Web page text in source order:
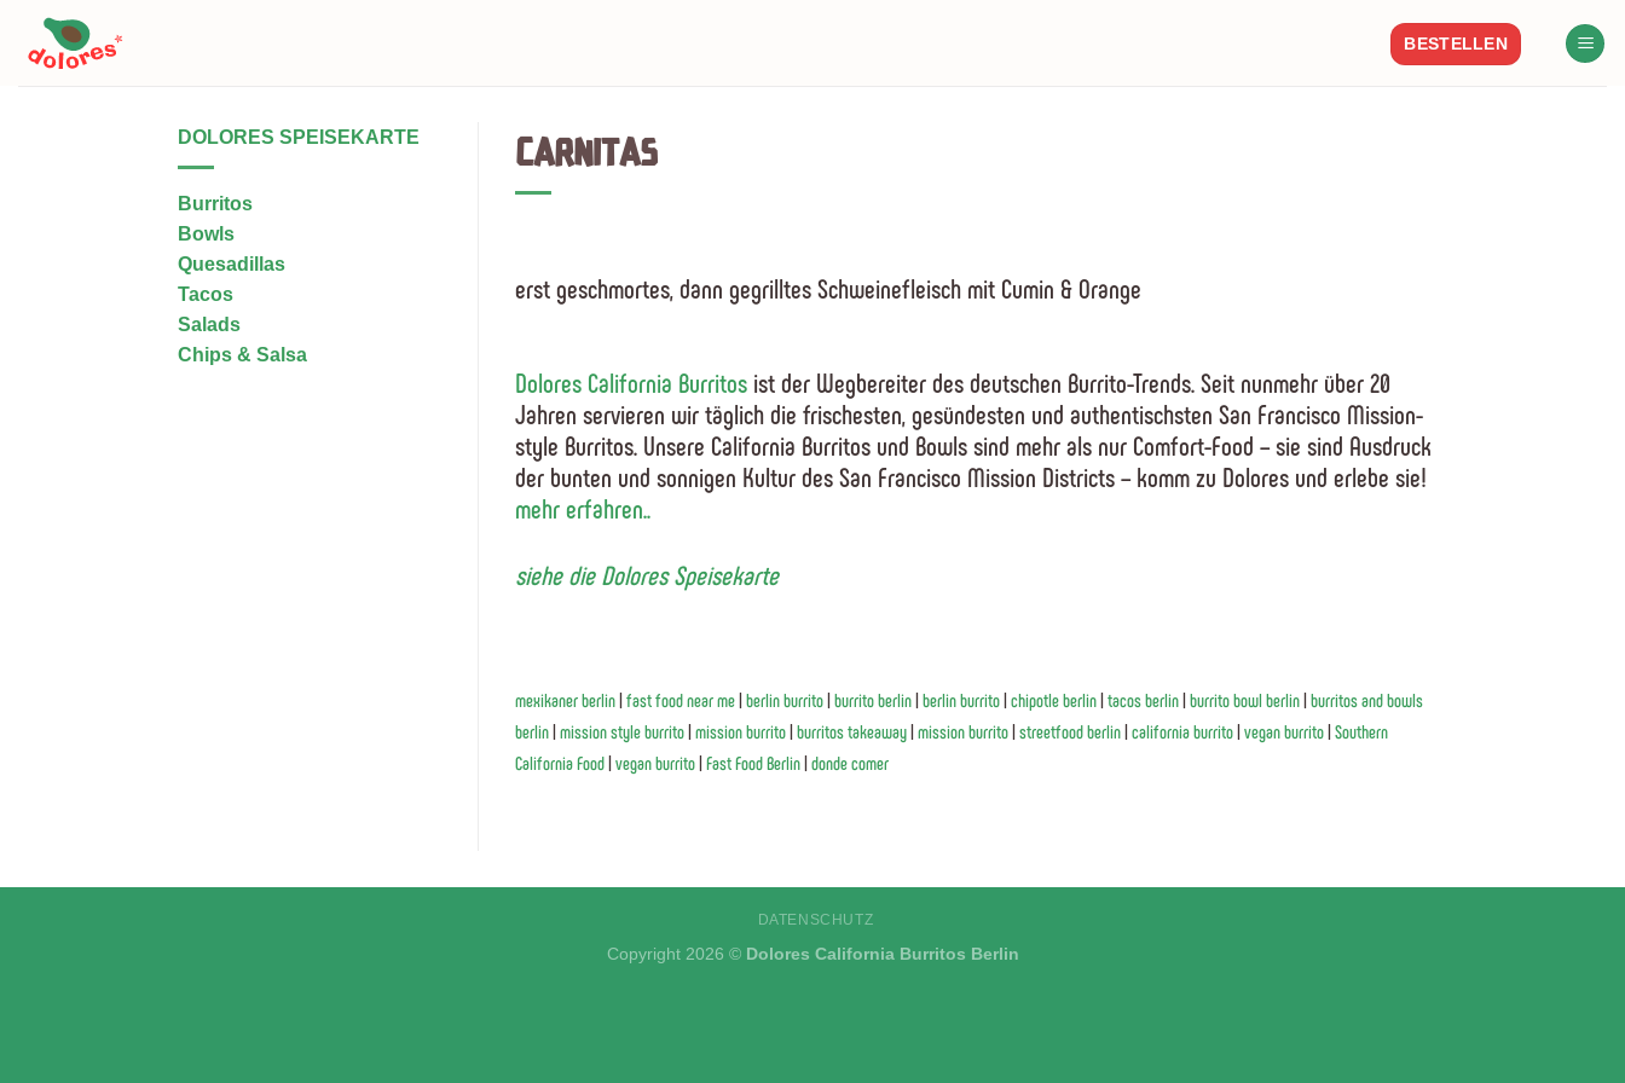
content
BESTELLEN
DOLORES SPEISEKARTE
Burritos
Bowls
Quesadillas
Tacos
Salads
Chips & Salsa
CARNITAS
erst geschmortes, dann gegrilltes Schweinefleisch mit Cumin & Orange
Dolores California Burritos ist der Wegbereiter des deutschen Burrito-Trends. Seit nunmehr über 20
Jahren servieren wir täglich die frischesten, gesündesten und authentischsten San Francisco Mission-
style Burritos. Unsere California Burritos und Bowls sind mehr als nur Comfort-Food – sie sind Ausdruck
der bunten und sonnigen Kultur des San Francisco Mission Districts – komm zu Dolores und erlebe sie!
mehr erfahren..
siehe die Dolores Speisekarte
mexikaner berlin fast food near me berlin burrito burrito berlin berlin burrito chipotle berlin tacos berlin burrito bowl berlin burritos and bowls
berlin mission style burrito mission burrito burritos takeaway mission burrito streetfood berlin| california burrito| vegan burrito| Southern
California Food| vegan burrito| Fast Food Berlin| donde comer
DATENSCHUTZ
Copyright 2026 © Dolores California Burritos Berlin